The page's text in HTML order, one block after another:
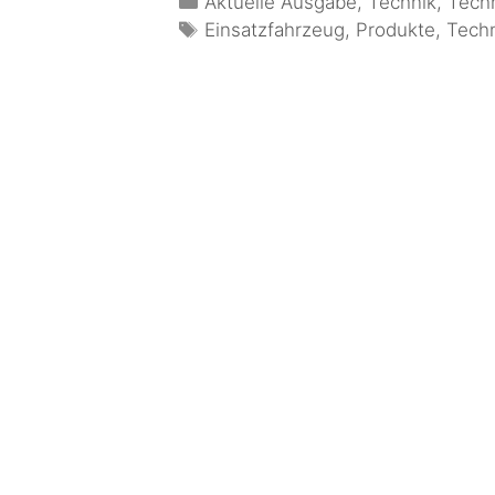
Einsatzfahrzeug, Produkte,